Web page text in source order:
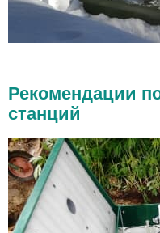
Рекомендации
станций